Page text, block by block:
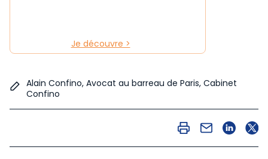
Je découvre >
Alain Confino, Avocat au barreau de Paris, Cabinet
Confino